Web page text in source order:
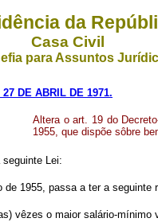
da
Casa Civil
para Assuntos
27 DE ABRIL DE 1971.
Altera o art. 19 do
1955, que dispõe sôbre
Lei:
de 1955, passa a ter a seguinte
vêzes o maior salário-mínimo